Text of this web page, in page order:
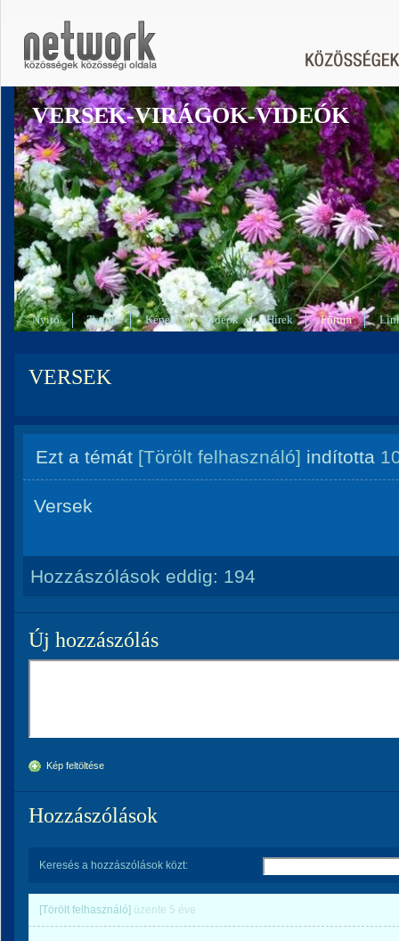
VERSEK-VIRÁGOK-VIDEÓK
Nyitó Tagok Képek Videók Hírek Fórum
VERSEK
Ezt a témát [Törölt felhasználó] indította
Versek
Hozzászólások eddig: 194
Új hozzászólás
Kép feltöltése
Hozzászólások
Keresés a hozzászólások közt:
[Törölt felhasználó] üzente 5 éve